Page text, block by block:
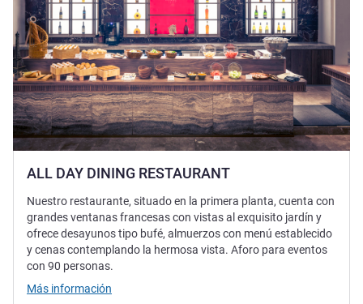
ALL DAY DINING RESTAURANT
Nuestro restaurante, situado en la primera planta, cuenta con
grandes ventanas francesas con vistas al exquisito jardín y
ofrece desayunos tipo bufé, almuerzos con menú establecido
y cenas contemplando la hermosa vista. Aforo para eventos
con 90 personas.
Más información